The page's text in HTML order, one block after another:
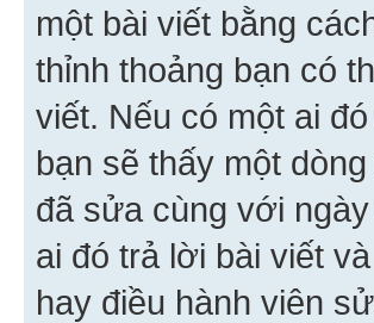
một bài viết bằng
thỉnh thoảng bạn có
viết. Nếu có một ai
bạn sẽ thấy một
đã sửa cùng với
ai đó trả lời bài viết
hay điều hành viên